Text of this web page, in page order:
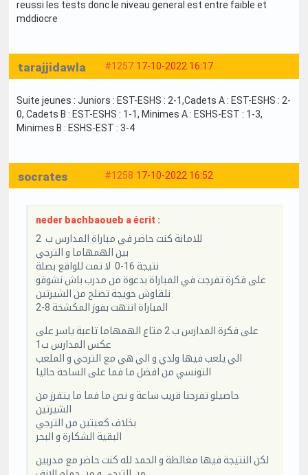
reussi les tests donc le niveau general est entre faible et
mddiocre
#1257 17-10-2022 16:17
tarajjidawla
Suite jeunes : Juniors : EST-ESHS : 2-1,Cadets A : EST-ESHS : 2-
0, Cadets B : EST-ESHS : 1-1, Minimes A : ESHS-EST : 1-3,
Minimes B : ESHS-EST : 3-4
#1258 17-10-2022 16:52
socrates
neder bachbaoueb a écrit :
للامانة كنت حاضر في مباراة المدارس ب 2
بين الهمهاما و الترجي
نتيجة 16-0 لا تمت للواقع بصلة
على فكرة تفرجت في المباراة بدعوة من مدرب باش نشوفو
نلقاوش حويجة تصلح من الشيرتين
المباراة انتهت بفوز المكشخة 8-2
على فكرة المدارس ب 2 متاع الهمهاما تاعبة ياسر على
عكس المدارس ب1
الي يلعب فيها ولدي و الي هي مع الترجي و الملعب
التونسي من افضل ما فما على الساحة حاليا
حاصيلو تفرجنا قريب ساعة و نص ما فما ما يتفرز من
الشيرتين
بخلاف كعبتين من الترجي
البقية الشكارة و البحر
لكن النتيجة فيها مغالطة و الحمد لله كنت حاضر مع مدربين